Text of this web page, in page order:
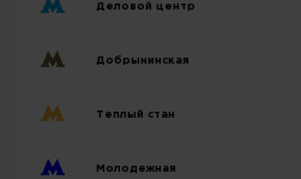
Деловой центр
Добрынинская
Теплый стан
Молодежная